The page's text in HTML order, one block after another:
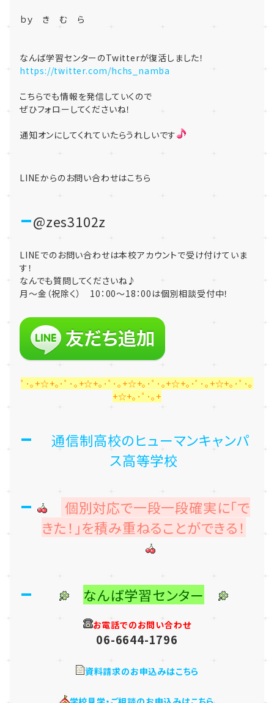
ｂｙ き む ら
なんば学習センターのTwitterが復活しました！
https://twitter.com/hchs_namba
こちらでも情報を発信していくので
ぜひフォローしてくださいね！
通知オンにしてくれていたらうれしいです
LINEからのお問い合わせはこちら
@zes3102z
LINEでのお問い合わせは本校アカウントで受け付けていま
す！
なんでも質問してくださいね♪
月～金（祝除く） 10：00～18：00は個別相談受付中！
ﾟ･｡+☆+｡･ﾟ･｡+☆+｡･ﾟ･｡+☆+｡･ﾟ･｡+☆+｡･ﾟ･｡+☆+｡･ﾟ･｡
+☆+｡･ﾟ･｡+
通信制高校のヒューマンキャンパ
ス高等学校
個別対応で一段一段確実に「で
きた！」を積み重ねることができる！
なんば学習センター
お電話でのお問い合わせ
06-6644-1796
資料請求のお申込みはこちら